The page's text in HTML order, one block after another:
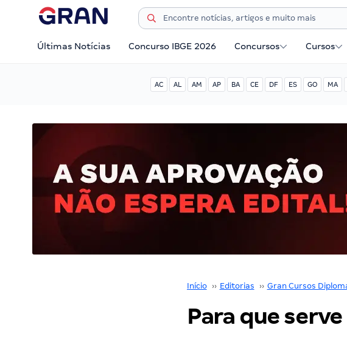
Últimas Notícias Concurso IBGE 2026 Concursos Cursos
AC AL AM AP BA CE DF ES GO MA
Início ›› Editorias ›› Gran Cursos
Para que